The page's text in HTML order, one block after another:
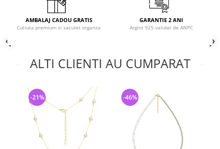
AMBALAJ CADOU GRATIS
Cutiuta premium si saculet organza
GARANTIE 2 ANI
Argint 925 validat de ANPC
ALTI CLIENTI AU CUMPARAT
-21% -46%